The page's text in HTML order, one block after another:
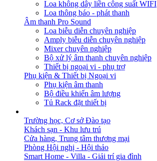
Loa không dây liền công suất WIFI
Loa thông báo - phát thanh
Âm thanh Pro Sound
Loa biễu diễn chuyên nghiệp
Amply biễu diễn chuyên nghiệp
Mixer chuyên nghiệp
Bộ xử lý âm thanh chuyên nghiệp
Thiết bị ngoại vi - phụ trợ
Phụ kiện & Thiết bị Ngoại vi
Phụ kiện âm thanh
Bộ điều khiển âm lượng
Tủ Rack đặt thiết bị
Trường học, Cơ sở Đào tạo
Khách sạn - Khu lưu trú
Cửa hàng, Trung tâm thương mại
Phòng Hội nghị - Hội thảo
Smart Home - Villa - Giải trí gia đình